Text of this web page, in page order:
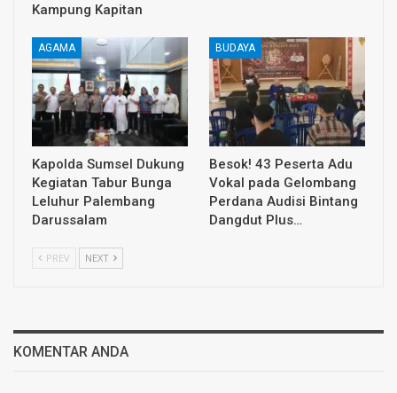
Kampung Kapitan
AGAMA
Kapolda Sumsel Dukung
Kegiatan Tabur Bunga
Leluhur Palembang
Darussalam
BUDAYA
Besok! 43 Peserta Adu
Vokal pada Gelombang
Perdana Audisi Bintang
Dangdut Plus…
PREV NEXT
KOMENTAR ANDA